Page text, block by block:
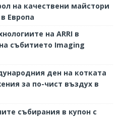
на качествени майстори
Европа
на ARRI в
събитието Imaging
ден на котката
за по-чист въздух в
събирания в купон с